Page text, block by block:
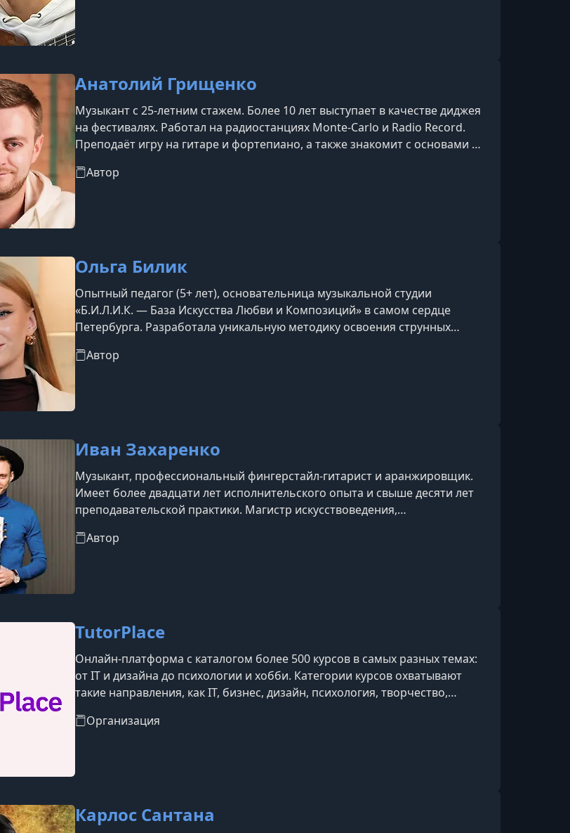
Анатолий Грищенко
Музыкант с 25-летним стажем. Более 10 лет выступает в качестве диджея
на фестивалях. Работал на радиостанциях Monte-Carlo и Radio Record.
Преподаёт игру на гитаре и фортепиано, а также знакомит с основами и
Автор
Ольга Билик
Опытный педагог (5+ лет), основательница музыкальной студии
«Б.И.Л.И.К. — База Искусства Любви и Композиций» в самом сердце
Петербурга. Разработала уникальную методику освоения струнных
Автор
Иван Захаренко
Музыкант, профессиональный фингерстайл-гитарист и аранжировщик.
Имеет более двадцати лет исполнительского опыта и свыше десяти лет
преподавательской практики. Магистр искусствоведения,
по всему миру.Автор YouTube-канала «Ваня, научи!» с аудиторией более
Автор
TutorPlace
Онлайн-платформа с каталогом более 500 курсов в самых разных темах:
от IT и дизайна до психологии и хобби. Категории курсов охватывают
такие направления, как IT, бизнес, дизайн, психология, творчество,
Организация
Карлос Сантана